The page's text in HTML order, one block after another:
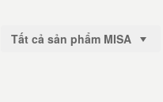
Tất cả sản phẩm MISA